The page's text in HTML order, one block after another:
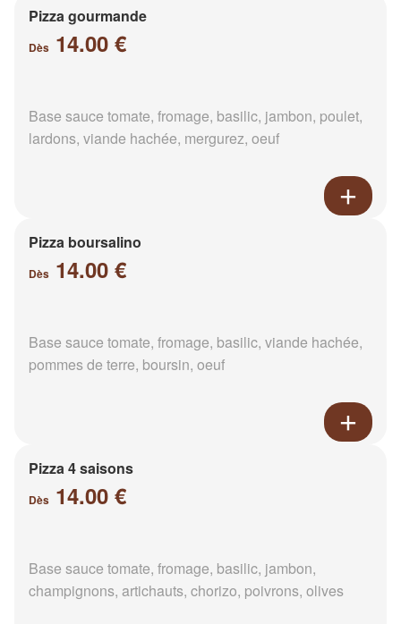
Pizza gourmande
Dès 14.00 €
Base sauce tomate, fromage, basilic, jambon, poulet,
lardons, viande hachée, mergurez, oeuf
Pizza boursalino
Dès 14.00 €
Base sauce tomate, fromage, basilic, viande hachée,
pommes de terre, boursin, oeuf
Pizza 4 saisons
Dès 14.00 €
Base sauce tomate, fromage, basilic, jambon,
champignons, artichauts, chorizo, poivrons, olives